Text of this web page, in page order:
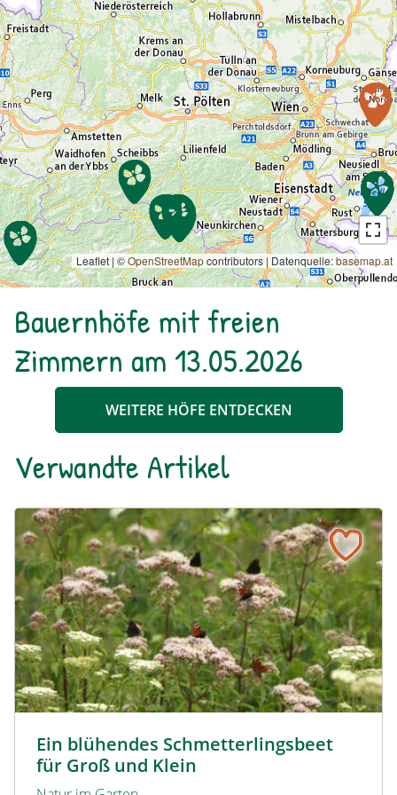
Leaflet | ©OpenStreetMapcontributors | Datenquelle:basemap.at
Bauernhöfe mit freien
Zimmern am 13.05.2026
WEITERE HÖFE ENTDECKEN
Verwandte Artikel
Ein blühendes Schmetterlingsbeet
für Groß und Klein
Ein blühendes Schmetterlingsbeet für Groß und Klein